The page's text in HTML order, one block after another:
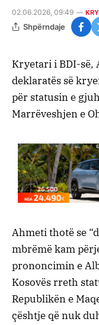
02.06.2026, 09:49
Shpërndaje
Кryetari i BDI-së,
deklaratës së
për statusin e
Marrëveshjen e
Ahmeti thotë se
mbrëmë kam
prononcimin e
Kosovës rreth
Republikën e
çështje që nuk